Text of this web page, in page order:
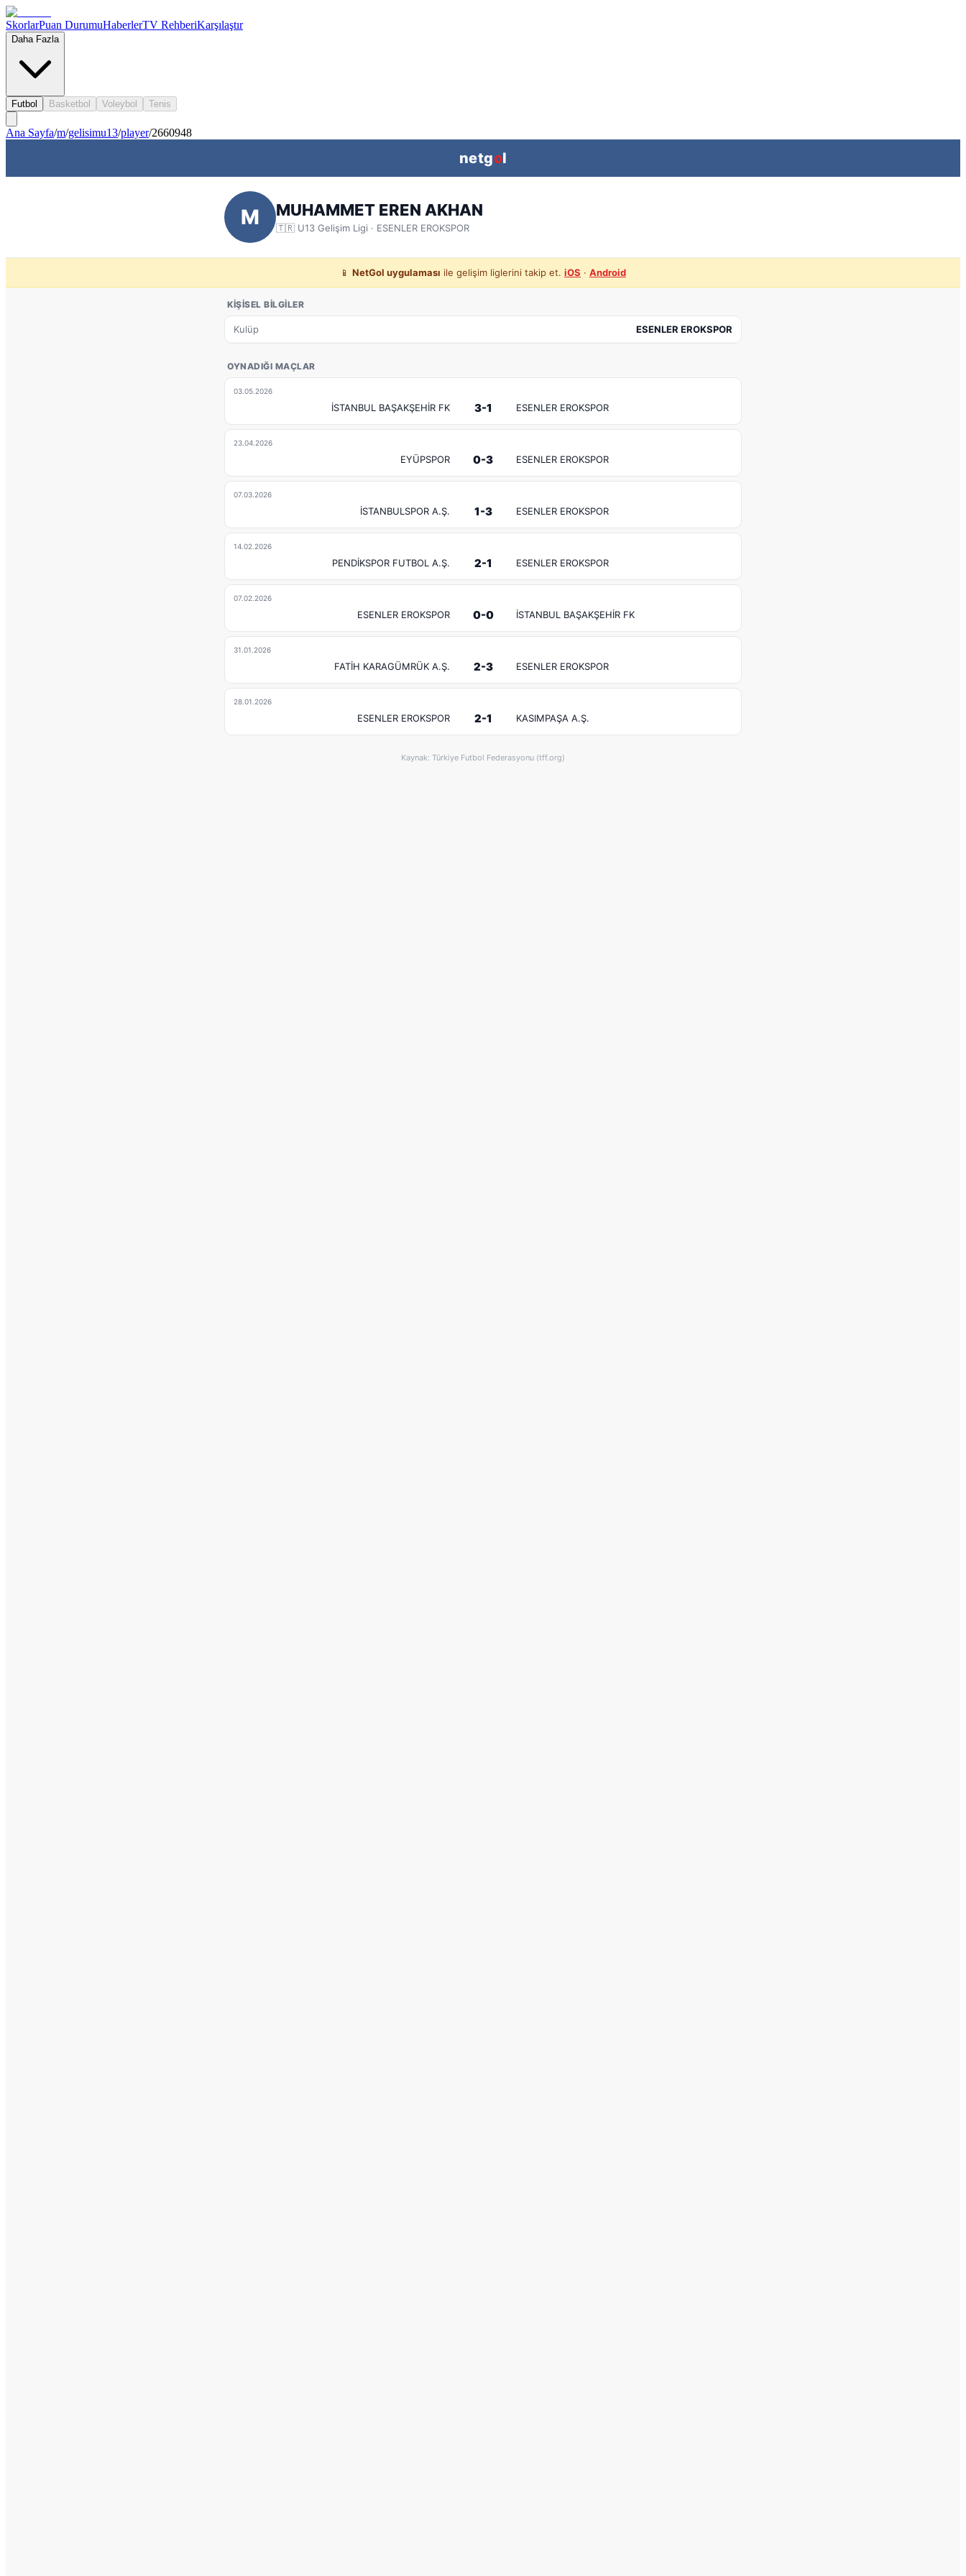
SkorlarPuan DurumuHaberlerTV RehberiKarşılaştır
Daha Fazla
Futbol Basketbol Voleybol Tenis
Ana Sayfa/m/gelisimu13/player/2660948
netgol
M MUHAMMET EREN AKHAN
🇹🇷 U13 Gelişim Ligi · ESENLER EROKSPOR
📱 NetGol uygulaması ile gelişim liglerini takip et. iOS · Android
KIŞISEL BILGILER
Kulüp ESENLER EROKSPOR
OYNADIĞI MAÇLAR
03.05.2026
İSTANBUL BAŞAKŞEHİR FK 3-1 ESENLER EROKSPOR
23.04.2026
EYÜPSPOR 0-3 ESENLER EROKSPOR
07.03.2026
İSTANBULSPOR A.Ş. 1-3 ESENLER EROKSPOR
14.02.2026
PENDİKSPOR FUTBOL A.Ş. 2-1 ESENLER EROKSPOR
07.02.2026
ESENLER EROKSPOR 0-0 İSTANBUL BAŞAKŞEHİR FK
31.01.2026
FATİH KARAGÜMRÜK A.Ş. 2-3 ESENLER EROKSPOR
28.01.2026
ESENLER EROKSPOR 2-1 KASIMPAŞA A.Ş.
Kaynak: Türkiye Futbol Federasyonu (tff.org)